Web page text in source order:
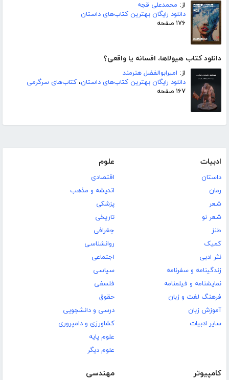
از: محمدعلی قجه
دانلود رایگان بهترین کتاب‌های داستان
۱۷۶ صفحه
دانلود کتاب هیولاها، افسانه یا واقعی؟
از: امیرابوالفضل هنرمند
دانلود رایگان بهترین کتاب‌های داستان، کتاب‌های سرگرمی
۱۶۷ صفحه
ادبیات
داستان
رمان
شعر
شعر نو
طنز
کمیک
نثر ادبی
زندگینامه و سفرنامه
نمایشنامه و فیلمنامه
فرهنگ لغت و زبان
آموزش زبان
سایر ادبیات
علوم
اقتصادی
اندیشه و مذهب
پزشکی
تاریخی
جغرافی
روانشناسی
اجتماعی
سیاسی
فلسفی
حقوق
درسی و دانشجویی
کشاورزی و دامپروری
علوم پایه
علوم دیگر
کامپیوتر مهندسی